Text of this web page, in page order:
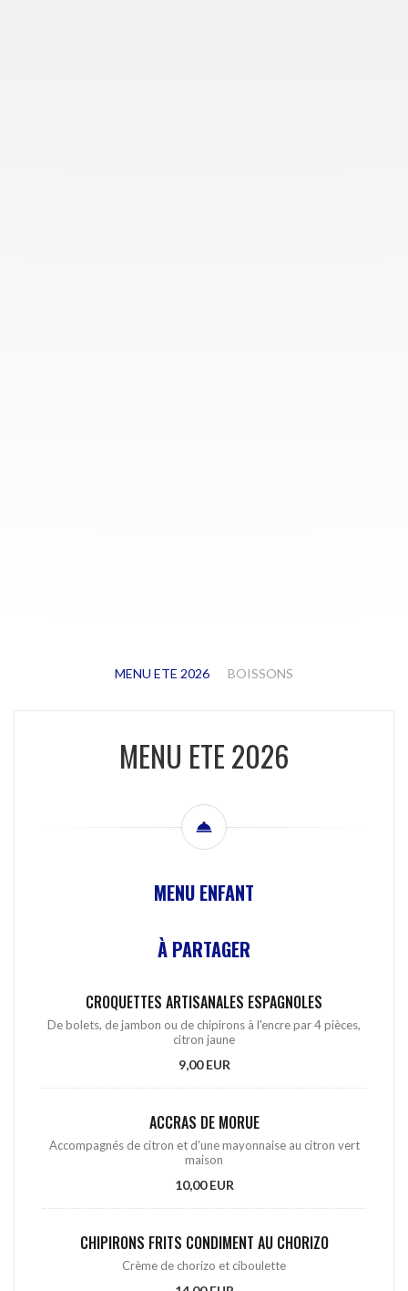
MENU ETE 2026 BOISSONS
MENU ETE 2026
MENU ENFANT
À PARTAGER
CROQUETTES ARTISANALES ESPAGNOLES
De bolets, de jambon ou de chipirons à l'encre par 4 pièces,
citron jaune
9,00 EUR
ACCRAS DE MORUE
Accompagnés de citron et d'une mayonnaise au citron vert
maison
10,00 EUR
CHIPIRONS FRITS CONDIMENT AU CHORIZO
Crème de chorizo et ciboulette